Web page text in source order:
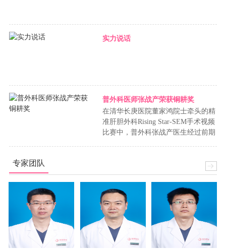
口还纳），其他需要外科处理的结肠疾病；4、下肢静脉曲张的外
科治疗；5、疝：腹股沟疝、腹内疝、腹壁疝、切口疝等；6、腹部
实力说话
普外科医师张战产荣获铜耕奖
在清华长庚医院董家鸿院士牵头的精
准肝胆外科Rising Star-SEM手术视频
比赛中，普外科张战产医生经过前期
专家团队